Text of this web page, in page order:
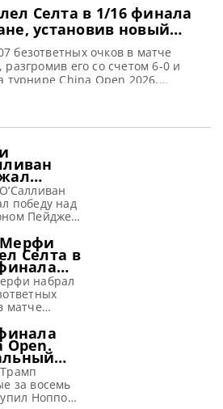
Селта в 1/16 финала
установив новый
безответных очков в матче
его со счетом 6-0 и
China Open 2026,
со стороны соперника. В
блестящую игру
во
день
Open
вышел в
победу над
Пейджем
China Open
WST
на не
одержал
матче на
China Open
для него
в
дивизионе
Селта в
в
рекорд
набрал
матче
6-0 и
1/8 финала
China
WST Шон
Open.
матча
Трамп
за восемь
Ноппону